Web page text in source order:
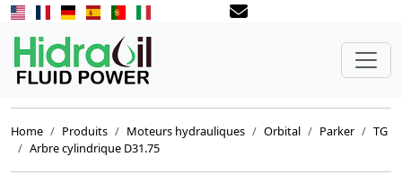
Home Produits Moteurs hydrauliques Orbital Parker
TG
Arbre cylindrique D31.75